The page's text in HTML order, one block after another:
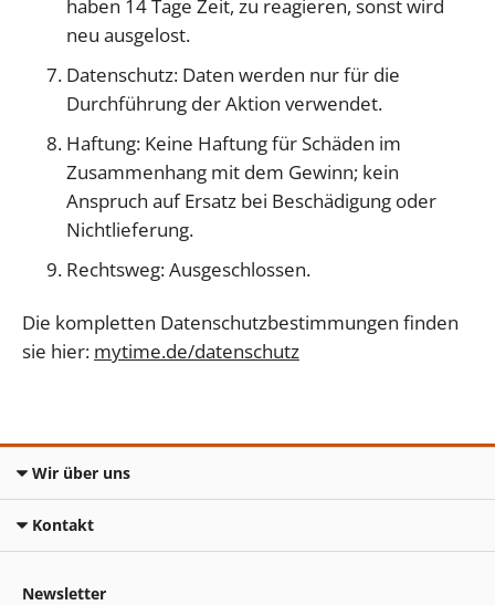
haben 14 Tage Zeit, zu reagieren, sonst wird
neu ausgelost.
Datenschutz: Daten werden nur für die
Durchführung der Aktion verwendet.
Haftung: Keine Haftung für Schäden im
Zusammenhang mit dem Gewinn; kein
Anspruch auf Ersatz bei Beschädigung oder
Nichtlieferung.
Rechtsweg: Ausgeschlossen.
Die kompletten Datenschutzbestimmungen finden
sie hier: mytime.de/datenschutz
Wir über uns
Kontakt
Newsletter